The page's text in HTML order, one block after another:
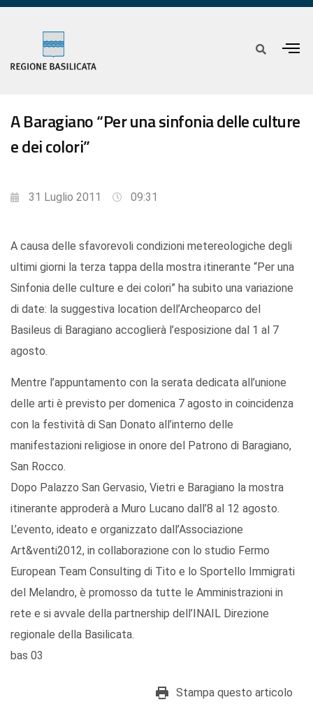
A Baragiano “Per una sinfonia delle culture
e dei colori”
31 Luglio 2011 09:31
A causa delle sfavorevoli condizioni metereologiche degli
ultimi giorni la terza tappa della mostra itinerante “Per una
Sinfonia delle culture e dei colori” ha subito una variazione
di date: la suggestiva location dell’Archeoparco del
Basileus di Baragiano accoglierà l’esposizione dal 1 al 7
agosto.
Mentre l’appuntamento con la serata dedicata all’unione
delle arti è previsto per domenica 7 agosto in coincidenza
con la festività di San Donato all’interno delle
manifestazioni religiose in onore del Patrono di Baragiano,
San Rocco.
Dopo Palazzo San Gervasio, Vietri e Baragiano la mostra
itinerante approderà a Muro Lucano dall’8 al 12 agosto.
L’evento, ideato e organizzato dall’Associazione
Art&venti2012, in collaborazione con lo studio Fermo
European Team Consulting di Tito e lo Sportello Immigrati
del Melandro, è promosso da tutte le Amministrazioni in
rete e si avvale della partnership dell’INAIL Direzione
regionale della Basilicata.
bas 03
Stampa questo articolo